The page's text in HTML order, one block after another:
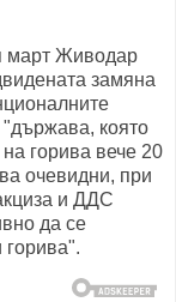
март Живодар
замяна
която
горива вече 20
очевидни, при
и ДДС
да се
горива".